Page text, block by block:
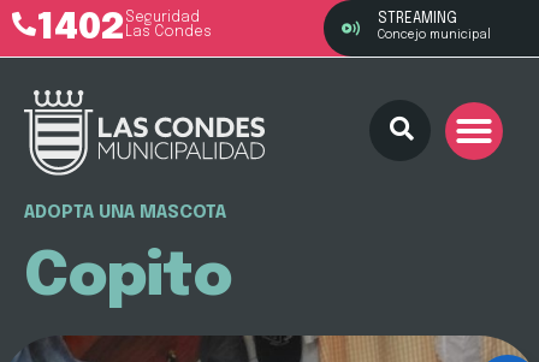
1402 Seguridad
Las Condes
STREAMING
Concejo municipal
ADOPTA UNA MASCOTA
Copito